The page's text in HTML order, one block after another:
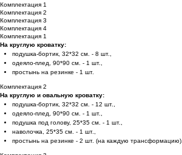
Комплектация 1
Комплектация 2
Комплектация 3
Комплектация 4
Комплектация 1
На круглую кроватку:
подушка-бортик, 32*32 см. - 8 шт.,
одеяло-плед, 90*90 см. - 1 шт.,
простынь на резинке - 1 шт.
Комплектация 2
На круглую и овальную кроватку:
подушка-бортик, 32*32 см. - 12 шт.,
одеяло-плед, 90*90 см. - 1 шт.,
подушка под голову, 25*35 см. - 1 шт.,
наволочка, 25*35 см. - 1 шт.,
простынь на резинке - 2 шт. (на каждую трансформацию).